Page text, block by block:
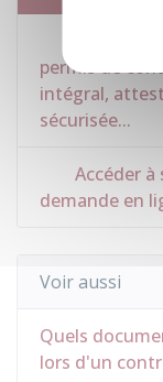
permis de
intégral,
sécurisée...
Accéder
demande en
Voir aussi
Quels
lors d'un